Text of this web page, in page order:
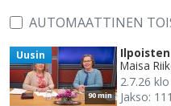
AUTOMAATTINEN
90 min
Uusin
Maisa
2.7.26
Jakso: 111